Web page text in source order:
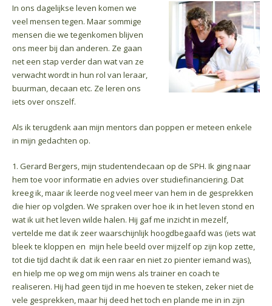
In ons dagelijkse leven komen we
veel mensen tegen. Maar sommige
mensen die we tegenkomen blijven
ons meer bij dan anderen. Ze gaan
net een stap verder dan wat van ze
verwacht wordt in hun rol van leraar,
buurman, decaan etc. Ze leren ons
iets over onszelf.
Als ik terugdenk aan mijn mentors dan poppen er meteen enkele
in mijn gedachten op.
1. Gerard Bergers, mijn studentendecaan op de SPH. Ik ging naar
hem toe voor informatie en advies over studiefinanciering. Dat
kreeg ik, maar ik leerde nog veel meer van hem in de gesprekken
die hier op volgden. We spraken over hoe ik in het leven stond en
wat ik uit het leven wilde halen. Hij gaf me inzicht in mezelf,
vertelde me dat ik zeer waarschijnlijk hoogdbegaafd was (iets wat
bleek te kloppen en mijn hele beeld over mijzelf op zijn kop zette,
tot die tijd dacht ik dat ik een raar en niet zo pienter iemand was),
en hielp me op weg om mijn wens als trainer en coach te
realiseren. Hij had geen tijd in me hoeven te steken, zeker niet de
vele gesprekken, maar hij deed het toch en plande me in in zijn